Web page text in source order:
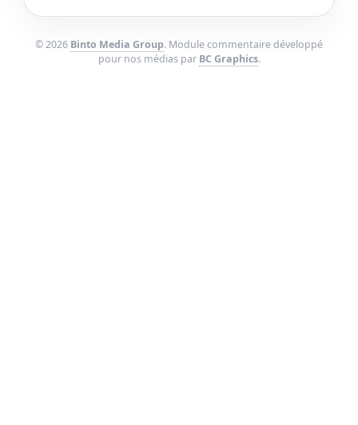
© 2026 Binto Media Group. Module commentaire développé
pour nos médias par BC Graphics.